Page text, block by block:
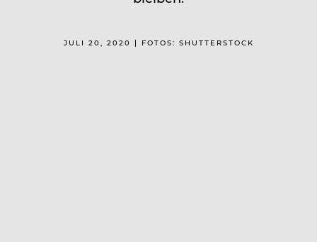
JULI 20, 2020 | FOTOS: SHUTTERSTOCK